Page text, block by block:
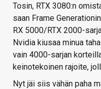
Tosin, RTX 3080:n
saan Frame
RX 5000/RTX 2000-
Nvidia kiusaa minua
vain 4000-sarjan
keinotekoinen rajoite,
Nyt jäi siis vähän paha